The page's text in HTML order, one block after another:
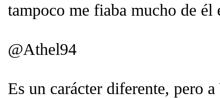
tampoco me fiaba mucho de
@Athel94
Es un carácter diferente, pero